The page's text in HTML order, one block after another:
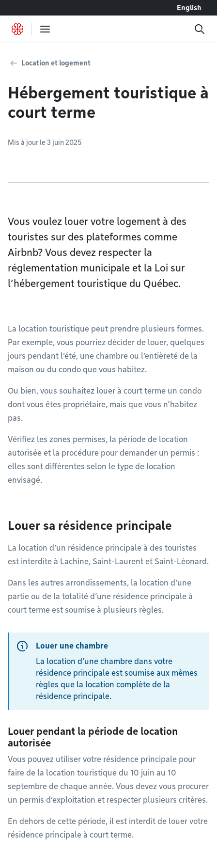
English
Location et logement
Hébergement touristique à
court terme
Mis à jour le 3 juin 2025
Vous voulez louer votre logement à des
touristes sur des plateformes comme
Airbnb? Vous devez respecter la
réglementation municipale et la Loi sur
l’hébergement touristique du Québec.
La location touristique peut prendre plusieurs formes.
Par exemple, vous pourriez décider de louer, quelques
jours pendant l’été, une chambre ou l’entièreté de la
maison ou du condo que vous habitez.
Ou bien, vous souhaitez louer à court terme un condo
dont vous êtes propriétaire, mais que vous n’habitez
pas.
Vérifiez les zones permises, la période de location
autorisée et la procédure pour demander un permis :
elles sont différentes selon le type de location
envisagé.
Louer sa résidence principale
La location d’un résidence principale à des touristes
est interdite à Lachine, Saint-Laurent et Saint-Léonard.
Dans les autres arrondissements, la location d’une
partie ou de la totalité d’une résidence principale à
court terme est soumise à plusieurs règles.
Louer une chambre
La location d’une chambre dans votre
résidence principale est soumise aux mêmes
règles que la location complète de la
résidence principale.
Louer pendant la période de location
autorisée
Vous pouvez utiliser votre résidence principale pour
faire de la location touristique du 10 juin au 10
septembre de chaque année. Vous devez vous procurer
un permis d’exploitation et respecter plusieurs critères.
En dehors de cette période, il est interdit de louer votre
résidence principale à court terme.